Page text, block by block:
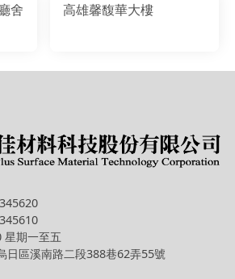
舍
高雄馨馥華大樓
星期一至五
日區溪南路二段388巷62弄55號